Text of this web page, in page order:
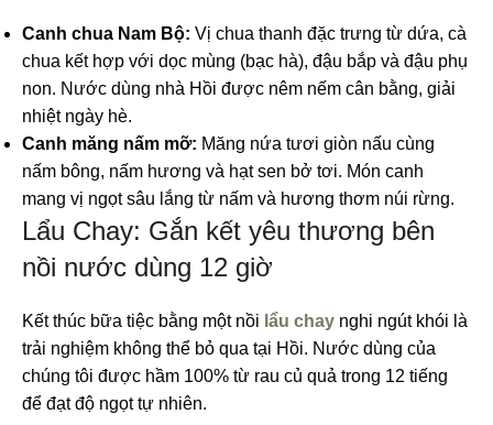
Canh chua Nam Bộ: Vị chua thanh đặc trưng từ dứa, cà
chua kết hợp với dọc mùng (bạc hà), đậu bắp và đậu phụ
non. Nước dùng nhà Hồi được nêm nếm cân bằng, giải
nhiệt ngày hè.
Canh măng nấm mỡ: Măng nứa tươi giòn nấu cùng
nấm bông, nấm hương và hạt sen bở tơi. Món canh
mang vị ngọt sâu lắng từ nấm và hương thơm núi rừng.
Lẩu Chay: Gắn kết yêu thương bên
nồi nước dùng 12 giờ
Kết thúc bữa tiệc bằng một nồi lẩu chay nghi ngút khói là
trải nghiệm không thể bỏ qua tại Hồi. Nước dùng của
chúng tôi được hầm 100% từ rau củ quả trong 12 tiếng
để đạt độ ngọt tự nhiên.